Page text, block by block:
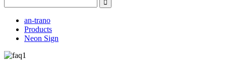
an-trano
Products
Neon Sign